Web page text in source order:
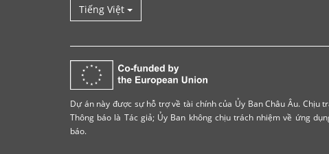
Tiếng Việt
Dự án này được sự hỗ trợ về tài chính của Ủy Ban Châu Âu. Chịu
Thông báo là Tác giả; Ủy Ban không chịu trách nhiệm về ứng
báo.